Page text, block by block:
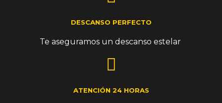
DESCANSO PERFECTO
Te aseguramos un descanso estelar ​
ATENCIÓN 24 HORAS​